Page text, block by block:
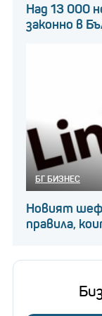
Над 13 000
законно в
БГ БИЗНЕС
Новият шеф
правила,